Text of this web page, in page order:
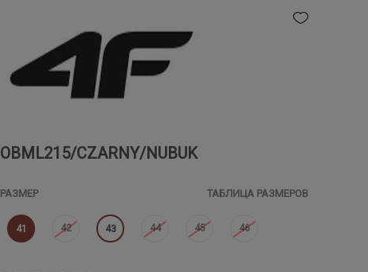
OBML215/CZARNY/NUBUK
РАЗМЕР ТАБЛИЦА РАЗМЕРОВ
41 42 43 44 45 46